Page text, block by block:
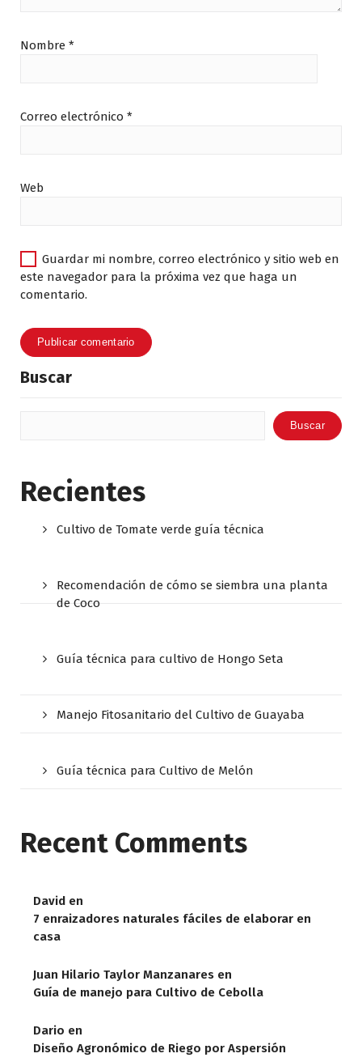
Nombre *
Correo electrónico *
Web
Guardar mi nombre, correo electrónico y sitio web en
este navegador para la próxima vez que haga un
comentario.
Buscar
Buscar
Recientes
Cultivo de Tomate verde guía técnica
Recomendación de cómo se siembra una planta
de Coco
Guía técnica para cultivo de Hongo Seta
Manejo Fitosanitario del Cultivo de Guayaba
Guía técnica para Cultivo de Melón
Recent Comments
David en
7 enraizadores naturales fáciles de elaborar en
casa
Juan Hilario Taylor Manzanares en
Guía de manejo para Cultivo de Cebolla
Dario en
Diseño Agronómico de Riego por Aspersión